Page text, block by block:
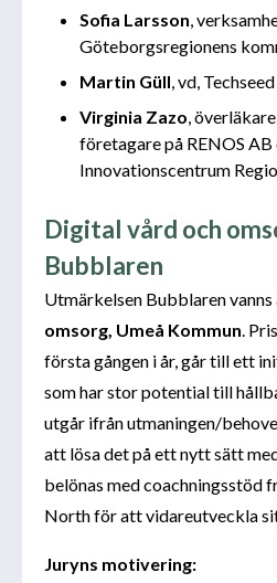
Sofia Larsson,
Göteborgsregionens
Martin Güll, vd, Techseed
Virginia Zazo,
företagare på RENOS AB
Innovationscentrum
Digital vård och
Bubblaren
Utmärkelsen Bubblaren vanns
omsorg, Umeå Kommun.
första gången i år, går till ett
som har stor potential till
utgår ifrån utmaningen/
att lösa det på ett nytt sätt
belönas med coachningsstöd
North för att vidareutveckla
Juryns motivering: